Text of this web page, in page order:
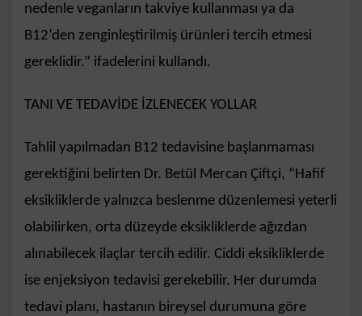
nedenle veganların takviye kullanması ya da
B12’den zenginleştirilmiş ürünleri tercih etmesi
gereklidir.” ifadelerini kullandı.
TANI VE TEDAVİDE İZLENECEK YOLLAR
Tahlil yapılmadan B12 tedavisine başlanmaması
gerektiğini belirten Dr. Betül Mercan Çiftçi, “Hafif
eksikliklerde yalnızca beslenme düzenlemesi yeterli
olabilirken, orta düzeyde eksikliklerde ağızdan
alınabilecek ilaçlar tercih edilir. Ciddi eksikliklerde
ise enjeksiyon tedavisi gerekebilir. Her durumda
tedavi planı, hastanın bireysel durumuna göre